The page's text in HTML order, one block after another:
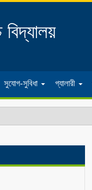
সুযোগ-সুবিধা গ্যালারী